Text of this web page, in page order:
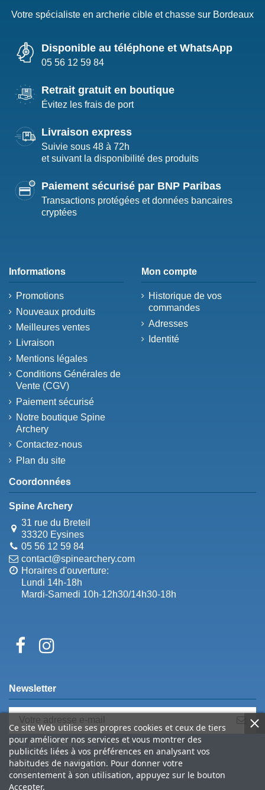
Votre spécialiste en archerie cible et chasse sur Bordeaux
Disponible au téléphone et WhatsApp
05 56 12 59 84
Retrait gratuit en boutique
Évitez les frais de port
Livraison express
Suivie sous 48 à 72h
et suivant la disponibilité des produits
Paiement sécurisé par BNP Paribas
Transactions protégées et données bancaires
cryptées
Informations
Promotions
Nouveaux produits
Meilleures ventes
Livraison
Mentions légales
Conditions Générales de
Vente (CGV)
Paiement sécurisé
Notre boutique Spine
Archery
Contactez-nous
Plan du site
Mon compte
Historique de vos
commandes
Adresses
Identité
Coordonnées
Spine Archery
31 rue du Breteil
33320 Eysines
05 56 12 59 84
contact@spinearchery.com
Horaires d'ouverture:
Lundi 14h-18h
Mardi-Samedi 10h-12h30/14h30-18h
Ce site Web utilise ses propres cookies et ceux de tiers
pour améliorer nos services et vous montrer des
publicités liées à vos préférences en analysant vos
habitudes de navigation. Pour donner votre
consentement à son utilisation, appuyez sur le bouton
Accepter.
Newsletter
Vous pouvez vous désinscrire à tout
moment. Vous trouverez pour cela nos
informations de contact dans les
conditions d'utilisation du site.